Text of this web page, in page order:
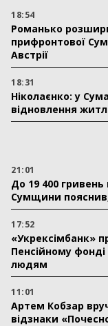
18:54
Романько
прифронтової
Австрії
18:31
Ніколаєнко: у
відновлення
21:01
До 19 400
Сумщини
17:52
«Укрексімбанк»
Пенсійному
людям
11:01
Артем Кобзар
відзнаки